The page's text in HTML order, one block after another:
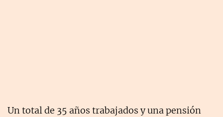
Un total de 35 años trabajados y una pensión